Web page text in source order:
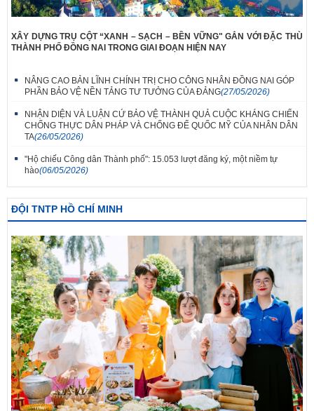
XÂY DỰNG TRỤ CỘT “XANH – SẠCH – BỀN VỮNG" GẮN VỚI ĐẶC THÙ
THÀNH PHỐ ĐỒNG NAI TRONG GIAI ĐOẠN HIỆN NAY
NÂNG CAO BẢN LĨNH CHÍNH TRỊ CHO CÔNG NHÂN ĐỒNG NAI GÓP
PHẦN BẢO VỆ NỀN TẢNG TƯ TƯỞNG CỦA ĐẢNG(27/05/2026)
NHẬN DIỆN VÀ LUẬN CỨ BẢO VỆ THÀNH QUẢ CUỘC KHÁNG CHIẾN
CHỐNG THỰC DÂN PHÁP VÀ CHỐNG ĐẾ QUỐC MỸ CỦA NHÂN DÂN
TA(26/05/2026)
"Hộ chiếu Công dân Thành phố": 15.053 lượt đăng ký, một niềm tự
hào(06/05/2026)
ĐỘI TNTP HỒ CHÍ MINH